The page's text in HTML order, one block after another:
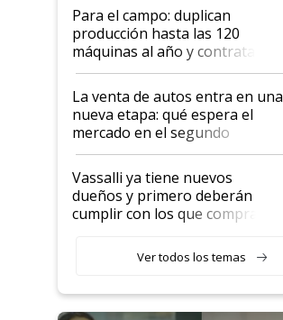
Para el campo: duplican
producción hasta las 120
máquinas al año y contratan
especialistas de la industria
automotriz para lograrlo
La venta de autos entra en una
nueva etapa: qué espera el
mercado en el segundo
semestre
Vassalli ya tiene nuevos
dueños y primero deberán
cumplir con los que compraron
recibieron: quién está detrás
del rescate de la empresa
Ver todos los temas